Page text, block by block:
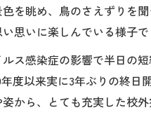
入生サイト
を眺め、鳥のさえずりを
思いに楽しんでいる様子で
ス感染症の影響で半日の
度以来実に3年ぶりの終日
から、とても充実した校外